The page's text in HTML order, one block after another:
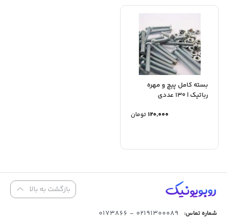
بسته کامل پیچ و مهره
رباتیک | 130 عددی
تومان
بازگشت به بالا
شماره تماس: 02191300089 - 0173866